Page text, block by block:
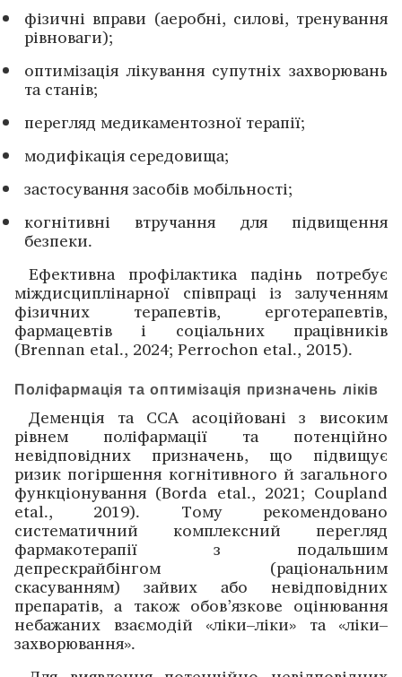
фізичні вправи (аеробні, силові, тренування
рівноваги);
оптимізація лікування супутніх захворювань
та станів;
перегляд медикаментозної терапії;
модифікація середовища;
застосування засобів мобільності;
когнітивні втручання для підвищення
безпеки.
Ефективна профілактика падінь потребує
міждисцип­лінарної співпраці із залученням
фізичних терапевтів, ерготерапевтів,
фармацевтів і соціальних працівників
(Brennan etal., 2024; Perrochon etal., 2015).
Поліфармація та оптимізація призначень ліків
Деменція та ССА асоційовані з високим
рівнем поліфармації та потенційно
невідповідних призначень, що підвищує
ризик погіршення когнітивного й загального
функціонування (Borda etal., 2021; Coupland
etal., 2019). Тому рекомендовано
систематичний комплексний перегляд
фармакотерапії з подальшим
депрескрайбінгом (раціональним
скасуванням) зайвих або невідповідних
препаратів, а також обов’язкове оцінювання
небажаних взаємодій «ліки–ліки» та «ліки–
захворювання».